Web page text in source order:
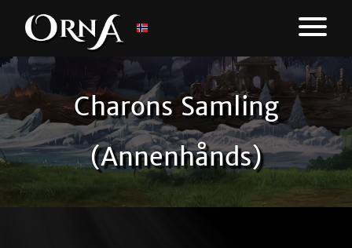
Charons Samling
(Annenhånds)